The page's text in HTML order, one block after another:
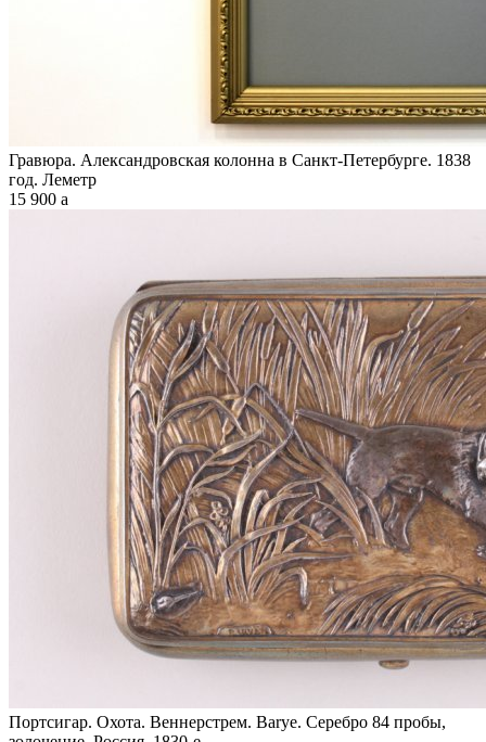
Гравюра. Александровская колонна в Санкт-Петербурге. 1838
год. Леметр
15 900 a
Портсигар. Охота. Веннерстрем. Barye. Серебро 84 пробы,